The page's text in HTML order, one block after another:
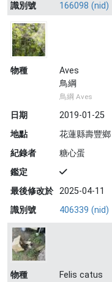
識別號
166098 (nid)
物種
Aves
鳥綱
鳥綱 Aves
日期
2019-01-25
地點
花蓮縣壽豐鄉
紀錄者
糖心蛋
鑑定
最後修改於 2025-04-11
識別號
406339 (nid)
物種
Felis catus